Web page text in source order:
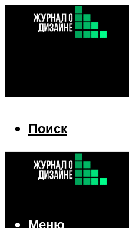
Поиск
Меню